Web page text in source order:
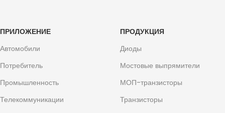
ПРИЛОЖЕНИЕ
Автомобили
Потребитель
Промышленность
Телекоммуникации
ПРОДУКЦИЯ
Диоды
Мостовые выпрямители
МОП-транзисторы
Транзисторы